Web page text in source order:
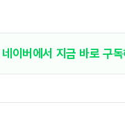
이버에서 지금 바로 구